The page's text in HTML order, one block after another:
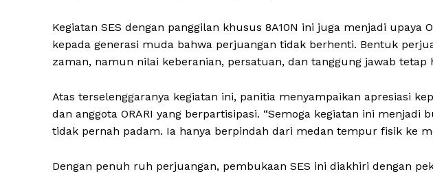
Kegiatan SES dengan panggilan khusus 8A10N ini juga menjadi upaya
kepada generasi muda bahwa perjuangan tidak berhenti. Bentuk
zaman, namun nilai keberanian, persatuan, dan tanggung jawab tetap
Atas terselenggaranya kegiatan ini, panitia menyampaikan apresiasi
dan anggota ORARI yang berpartisipasi. “Semoga kegiatan ini menjadi
tidak pernah padam. Ia hanya berpindah dari medan tempur fisik ke
Dengan penuh ruh perjuangan, pembukaan SES ini diakhiri dengan